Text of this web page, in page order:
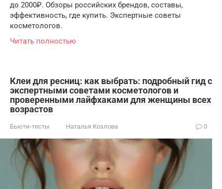
до 2000₽. Обзоры российских брендов, составы,
эффективность, где купить. Экспертные советы
косметологов.
Читать полностью
Клеи для ресниц: как выбрать: подробный гид с
экспертными советами косметологов и
проверенными лайфхаками для женщины всех
возрастов
Бьюти-тесты Наталья Козлова 0